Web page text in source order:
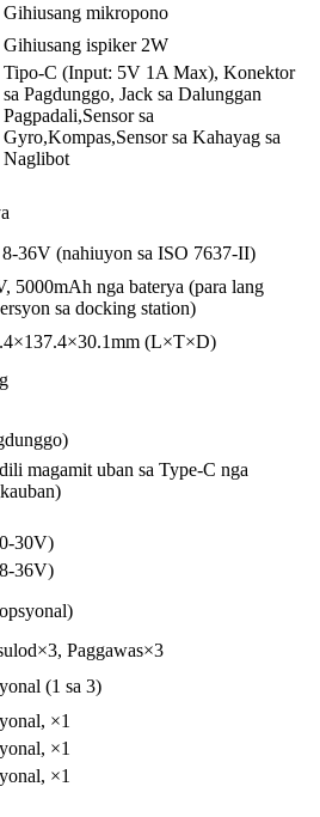
Gihiusang mikropono
Gihiusang ispiker 2W
Tipo-C (Input: 5V 1A Max), Konektor
sa Pagdunggo, Jack sa Dalunggan
Pagpadali,Sensor sa
Gyro,Kompas,Sensor sa Kahayag sa
Naglibot
36V (nahiuyon sa ISO 7637-II)
5000mAh nga baterya (para lang
sa docking station)
(L×T×D)
magamit uban sa Type-C nga
30V)
36V)
Paggawas×3
(1 sa 3)
×1
×1
×1